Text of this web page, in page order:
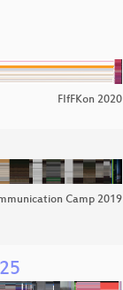
FIfFKon 2020
Camp 2019